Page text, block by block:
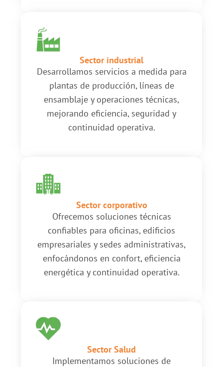
Sector industrial
Desarrollamos servicios a medida para
plantas de producción, líneas de
ensamblaje y operaciones técnicas,
mejorando eficiencia, seguridad y
continuidad operativa.
Sector corporativo
Ofrecemos soluciones técnicas
confiables para oficinas, edificios
empresariales y sedes administrativas,
enfocándonos en confort, eficiencia
energética y continuidad operativa.
Sector Salud
Implementamos soluciones de